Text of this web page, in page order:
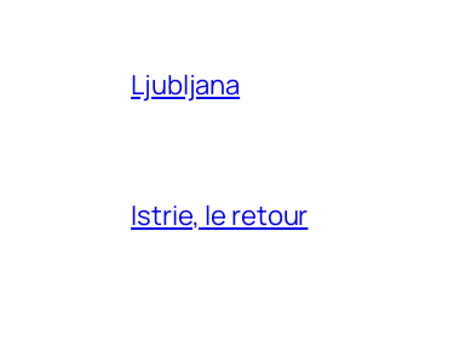
Ljubljana
Istrie, le retour